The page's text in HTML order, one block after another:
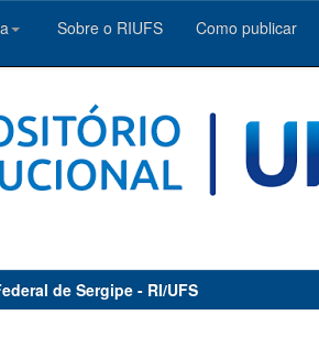
Sobre o RIUFS Como publicar
de Sergipe - RI/UFS